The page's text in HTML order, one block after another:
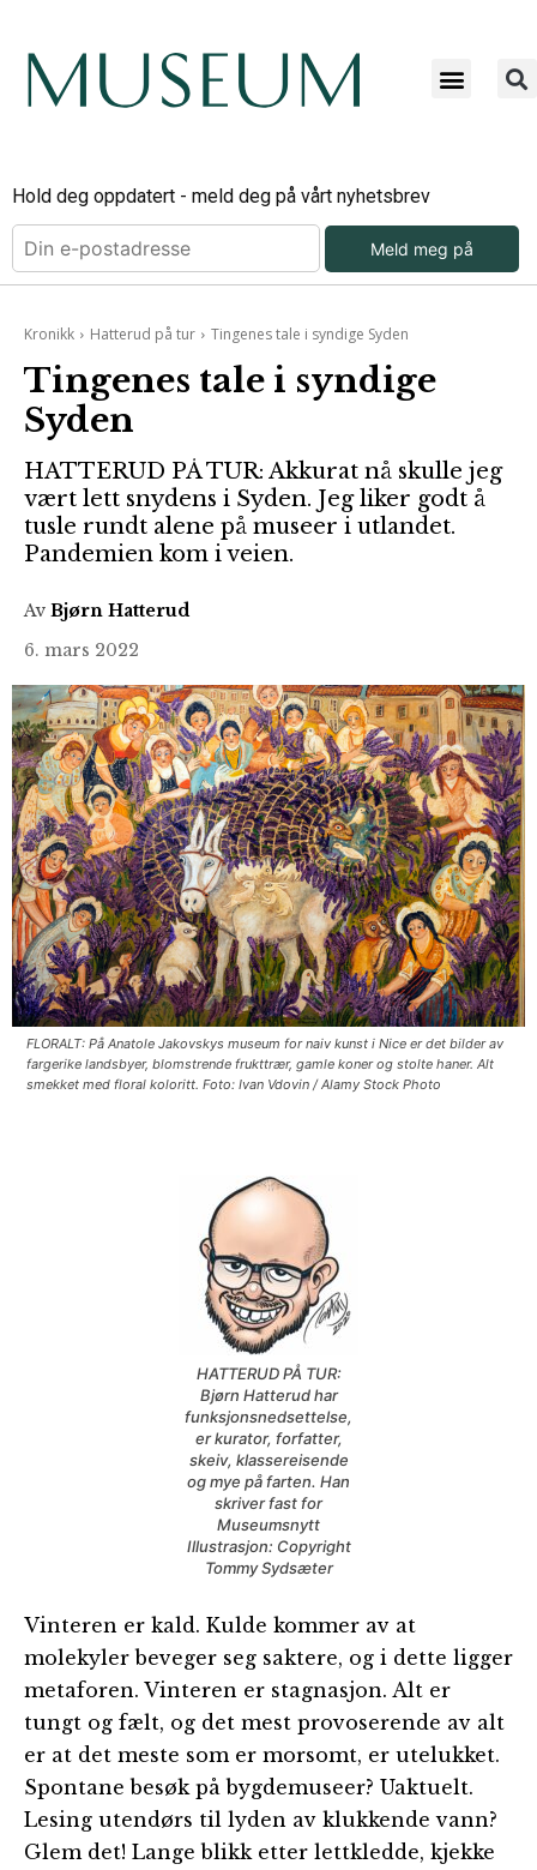
Hold deg oppdatert - meld deg på vårt nyhetsbrev
Meld meg på
Kronikk Hatterud på tur Tingenes tale i syndige Syden
Tingenes tale i syndige
Syden
HATTERUD PÅ TUR: Akkurat nå skulle jeg
vært lett snydens i Syden. Jeg liker godt å
tusle rundt alene på museer i utlandet.
Pandemien kom i veien.
Av Bjørn Hatterud
6. mars 2022
FLORALT: På Anatole Jakovskys museum for naiv kunst i Nice er det bilder av
fargerike landsbyer, blomstrende frukttrær, gamle koner og stolte haner. Alt
smekket med floral koloritt. Foto: Ivan Vdovin / Alamy Stock Photo
HATTERUD PÅ TUR:
Bjørn Hatterud har
funksjonsnedsettelse,
er kurator, forfatter,
skeiv, klassereisende
og mye på farten. Han
skriver fast for
Museumsnytt
Illustrasjon: Copyright
Tommy Sydsæter
Vinteren er kald. Kulde kommer av at
molekyler beveger seg saktere, og i dette ligger
metaforen. Vinteren er stagnasjon. Alt er
tungt og fælt, og det mest provoserende av alt
er at det meste som er morsomt, er utelukket.
Spontane besøk på bygdemuseer? Uaktuelt.
Lesing utendørs til lyden av klukkende vann?
Glem det! Lange blikk etter lettkledde, kjekke